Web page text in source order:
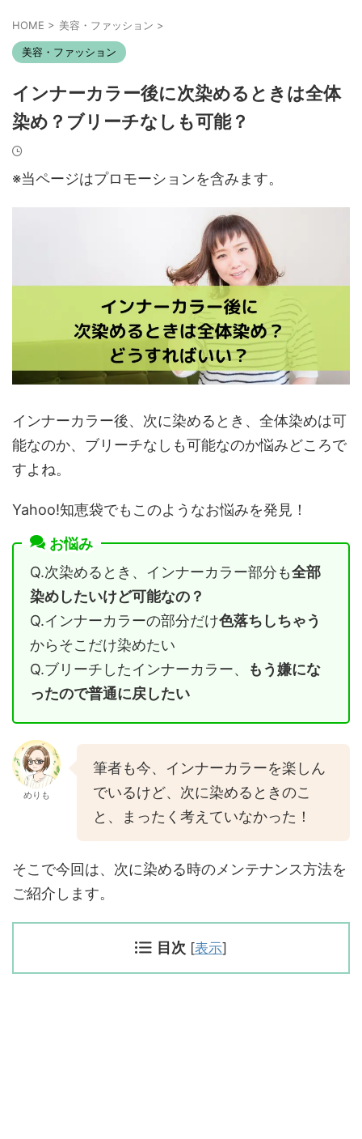
HOME > 美容・ファッション >
美容・ファッション
インナーカラー後に次染めるときは全体
染め？ブリーチなしも可能？
※当ページはプロモーションを含みます。
インナーカラー後、次に染めるとき、全体染めは可
能なのか、ブリーチなしも可能なのか悩みどころで
すよね。
Yahoo!知恵袋でもこのようなお悩みを発見！
お悩み
Q.次染めるとき、インナーカラー部分も全部
染めしたいけど可能なの？
Q.インナーカラーの部分だけ色落ちしちゃう
からそこだけ染めたい
Q.ブリーチしたインナーカラー、
もう嫌にな
ったので普通に戻したい
めりも
筆者も今、インナーカラーを楽しん
でいるけど、次に染めるときのこ
と、まったく考えていなかった！
そこで今回は、次に染める時のメンテナンス方法を
ご紹介します。
目次 [表示]